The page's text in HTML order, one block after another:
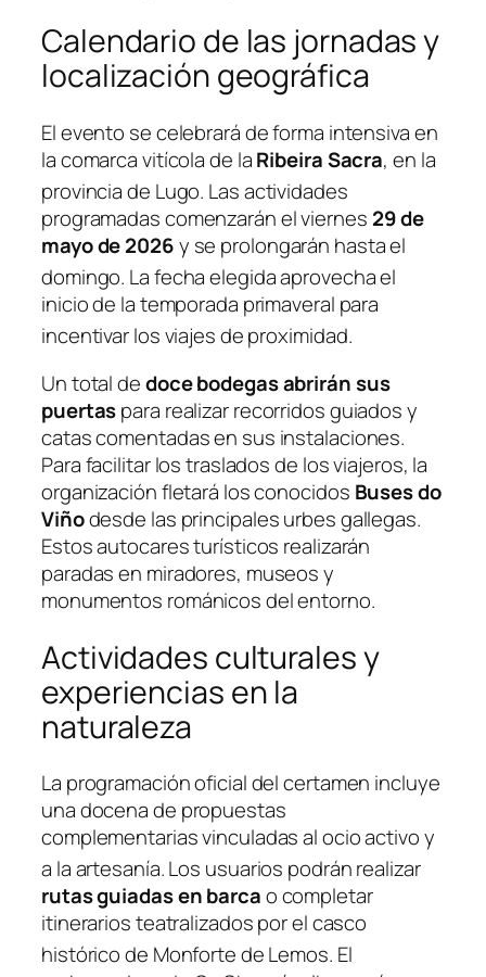
Calendario de las jornadas y
localización geográfica
El evento se celebrará de forma intensiva en
la comarca vitícola de laRibeira Sacra, en la
provincia de Lugo. Las actividades
programadas comenzarán el viernes 29 de
mayo de 2026y se prolongarán hasta el
domingo. La fecha elegida aprovecha el
inicio de la temporada primaveral para
incentivar los viajes de proximidad.
Un total dedoce bodegas abrirán sus
puertaspara realizar recorridos guiados y
catas comentadas en sus instalaciones.
Para facilitar los traslados de los viajeros, la
organización fletará los conocidos Buses do
Viñodesde las principales urbes gallegas.
Estos autocares turísticos realizarán
paradas en miradores, museos y
monumentos románicos del entorno.
Actividades culturales y
experiencias en la
naturaleza
La programación oficial del certamen incluye
una docena de propuestas
complementarias vinculadas al ocio activo y
a la artesanía. Los usuarios podrán realizar
rutas guiadas en barcao completar
itinerarios teatralizados por el casco
histórico de Monforte de Lemos. El